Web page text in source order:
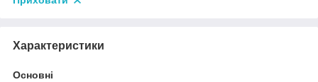
Характеристики
Основні